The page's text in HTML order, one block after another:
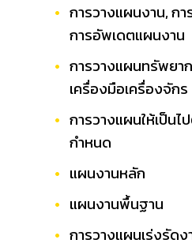
การวางแผนงาน, ก
การอัพเดตแผนงาน
การวางแผนทรัพยา
เครื่องมือเครื่องจักร
การวางแผนให้เป็น
กำหนด
แผนงานหลัก
แผนงานพื้นฐาน
การวางแผนเร่งรัดง